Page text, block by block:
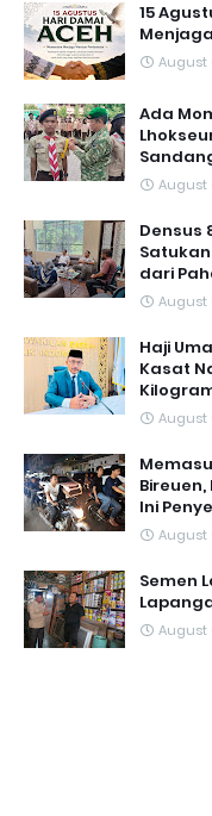
15
August
Ada
August
Densus
dari
August
Haji
Kasat
August
Ini
August
Semen
August